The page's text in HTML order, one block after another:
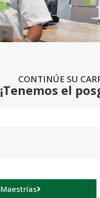
CONTINÚE SU
¡Tenemos el
Maestrías